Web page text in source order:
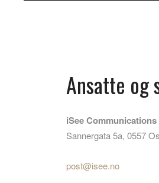
Ansatte og
iSee Communications
Sannergata 5a, 0557
post@isee.no